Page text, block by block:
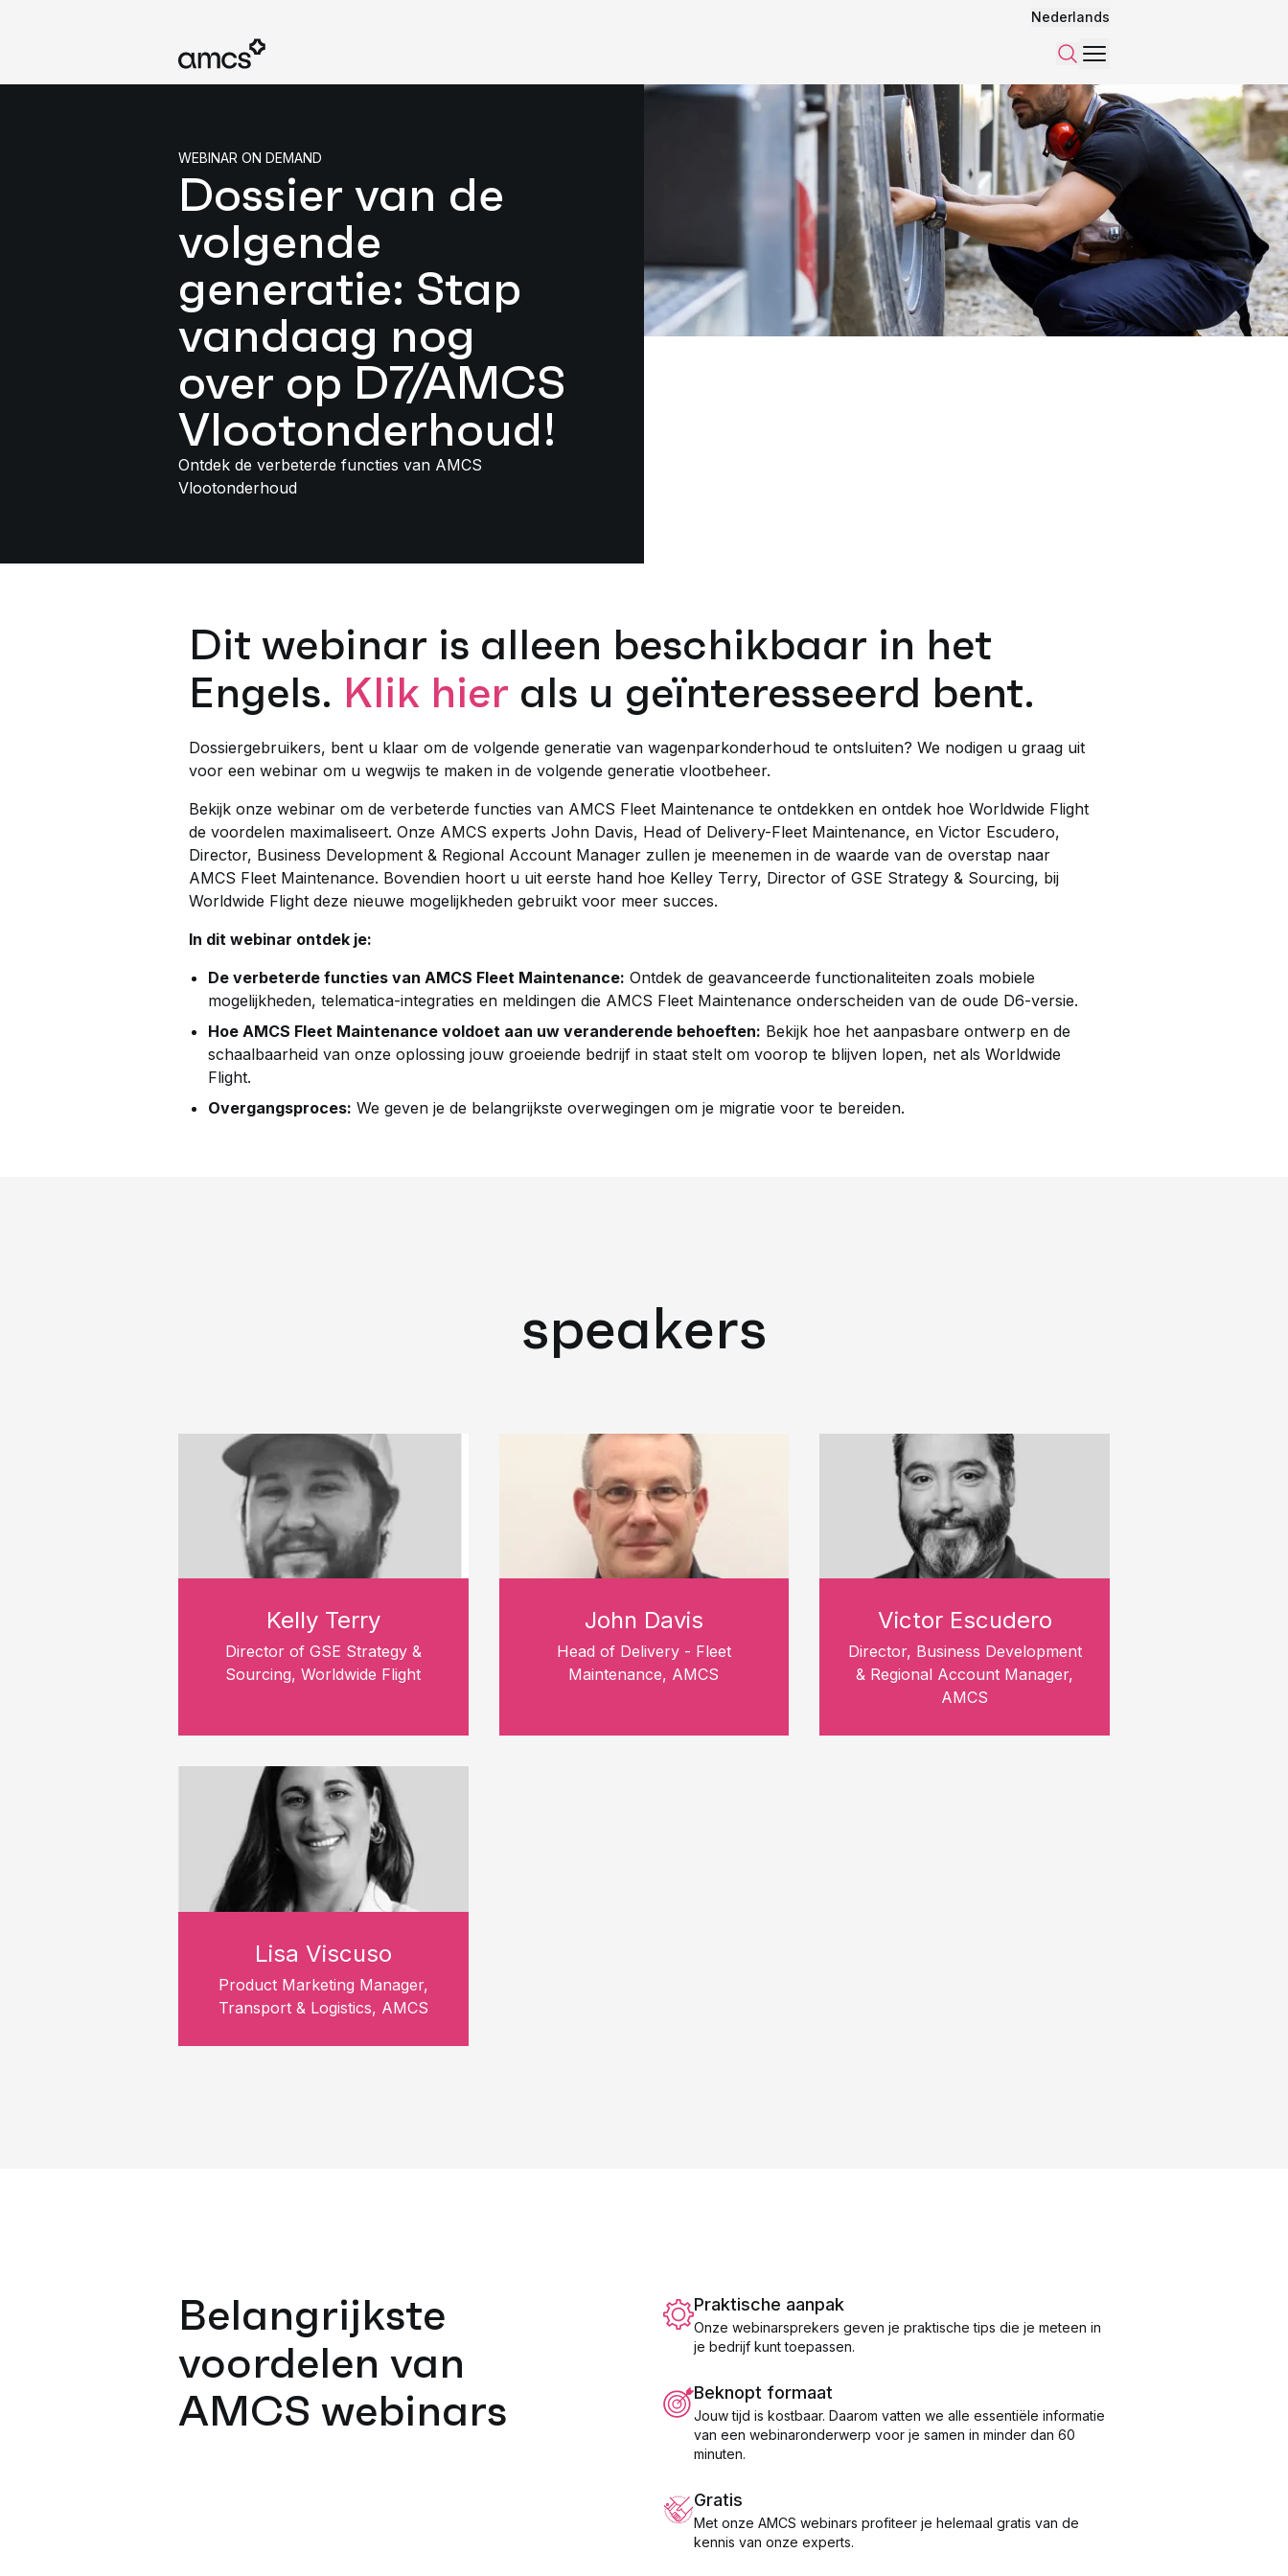
Nederlands
ZoekenMenu
WEBINAR ON DEMAND
Dossier van de
volgende
generatie: Stap
vandaag nog
over op D7/AMCS
Vlootonderhoud!
Ontdek de verbeterde functies van AMCS
Vlootonderhoud
Dit webinar is alleen beschikbaar in het
Engels. Klik hier als u geïnteresseerd bent.
Dossiergebruikers, bent u klaar om de volgende generatie van wagenparkonderhoud te ontsluiten? We nodigen u graag uit
voor een webinar om u wegwijs te maken in de volgende generatie vlootbeheer.
Bekijk onze webinar om de verbeterde functies van AMCS Fleet Maintenance te ontdekken en ontdek hoe Worldwide Flight
de voordelen maximaliseert. Onze AMCS experts John Davis, Head of Delivery-Fleet Maintenance, en Victor Escudero,
Director, Business Development & Regional Account Manager zullen je meenemen in de waarde van de overstap naar
AMCS Fleet Maintenance. Bovendien hoort u uit eerste hand hoe Kelley Terry, Director of GSE Strategy & Sourcing, bij
Worldwide Flight deze nieuwe mogelijkheden gebruikt voor meer succes.
In dit webinar ontdek je:
De verbeterde functies van AMCS Fleet Maintenance: Ontdek de geavanceerde functionaliteiten zoals mobiele
mogelijkheden, telematica-integraties en meldingen die AMCS Fleet Maintenance onderscheiden van de oude D6-versie.
Hoe AMCS Fleet Maintenance voldoet aan uw veranderende behoeften: Bekijk hoe het aanpasbare ontwerp en de
schaalbaarheid van onze oplossing jouw groeiende bedrijf in staat stelt om voorop te blijven lopen, net als Worldwide
Flight.
Overgangsproces: We geven je de belangrijkste overwegingen om je migratie voor te bereiden.
speakers
Kelly Terry
Director of GSE Strategy &
Sourcing, Worldwide Flight
John Davis
Head of Delivery - Fleet
Maintenance, AMCS
Victor Escudero
Director, Business Development
& Regional Account Manager,
AMCS
Lisa Viscuso
Product Marketing Manager,
Transport & Logistics, AMCS
Belangrijkste
voordelen van
AMCS webinars
Praktische aanpak
Onze webinarsprekers geven je praktische tips die je meteen in
je bedrijf kunt toepassen.
Beknopt formaat
Jouw tijd is kostbaar. Daarom vatten we alle essentiële informatie
van een webinaronderwerp voor je samen in minder dan 60
minuten.
Gratis
Met onze AMCS webinars profiteer je helemaal gratis van de
kennis van onze experts.